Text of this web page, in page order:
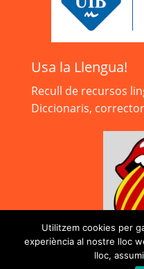
Usa la Llengua!
Recull de recursos
Diccionaris,
Utilitzem cookies per
experiència al nostre lloc
lloc,